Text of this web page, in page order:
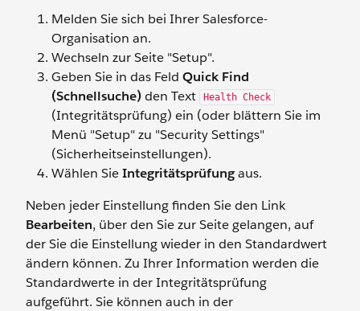
Melden Sie sich bei Ihrer Salesforce-
Organisation an.
Wechseln zur Seite "Setup".
Geben Sie in das Feld Quick Find
(Schnellsuche)den Text Health Check
(Integritätsprüfung) ein (oder blättern Sie im
Menü "Setup" zu "Security Settings"
(Sicherheitseinstellungen).
Wählen SieIntegritätsprüfungaus.
Neben jeder Einstellung finden Sie den Link
Bearbeiten, über den Sie zur Seite gelangen, auf
der Sie die Einstellung wieder in den Standardwert
ändern können. Zu Ihrer Information werden die
Standardwerte in der Integritätsprüfung
aufgeführt. Sie können auch in der